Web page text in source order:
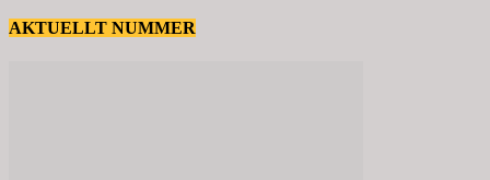
AKTUELLT NUMMER